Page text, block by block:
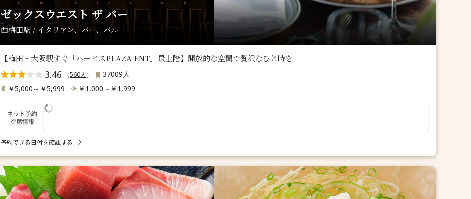
ゼックスウエスト ザ バー
西梅田駅 / イタリアン、バー、バル
【梅田・大阪駅すぐ「ハービスPLAZA ENT」最上階】開放的な空間で贅沢なひと時を
3.46 （560人 ）
37009人
￥5,000～￥5,999
￥1,000～￥1,999
ネット予約
空席情報
予約できる日付を確認する